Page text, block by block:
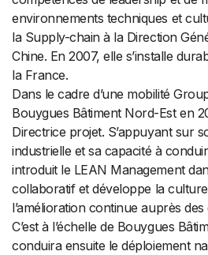
environnements techniques et
la Supply-chain à la Direction
Chine. En 2007, elle s’installe
la France.
Dans le cadre d’une mobilité
Bouygues Bâtiment Nord-Est en
Directrice projet. S’appuyant sur
industrielle et sa capacité à
introduit le LEAN Management
collaboratif et développe la
l’amélioration continue auprès des
C’est à l’échelle de Bouygues
conduira ensuite le déploiement